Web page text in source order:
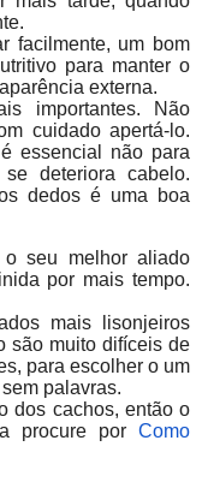
facilmente, um bom
para manter o
externa.
importantes. Não
cuidado apertá-lo.
essencial não para
deteriora cabelo.
dedos é uma boa
seu melhor aliado
por mais tempo.
mais lisonjeiros
são muito difíceis de
para escolher o um
palavras.
dos cachos, então o
procure por Como